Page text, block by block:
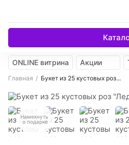
ONLINE витрина Акции
Главная Букет из 25 кустовых роз...
Намекнуть
о подарке